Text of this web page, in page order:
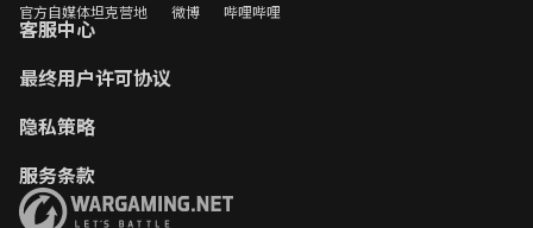
官方自媒体坦克营地 微博 哔哩哔哩
客服中心
最终用户许可协议
隐私策略
服务条款